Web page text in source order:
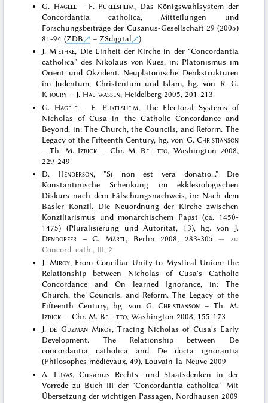
G. Hägele– F. Pukelsheim, Das Königswahlsystem der
Concordantia catholica, Mitteilungen und
Forschungsbeiträge der Cusanus-Gesellschaft 29 (2005)
81-94 (ZDB – ZSdigital
)
J. Miethke, Die Einheit der Kirche in der "Concordantia
catholica" des Nikolaus von Kues, in: Platonismus im
Orient und Okzident. Neuplatonische Denkstrukturen
im Judentum, Christentum und Islam, hg. von R. G.
Khoury – J. Halfwassen, Heidelberg 2005, 201-213
G. Hägele – F. Pukelsheim, The Electoral Systems of
Nicholas of Cusa in the Catholic Concordance and
Beyond, in: The Church, the Councils, and Reform. The
Legacy of the Fifteenth Century, hg. von G. Christianson
– Th. M. Izbicki – Chr. M. Bellitto, Washington 2008,
229-249
D. Henderson, "Si non est vera donatio..." Die
Konstantinische Schenkung im ekklesiologischen
Diskurs nach dem Fälschungsnachweis, in: Nach dem
Basler Konzil. Die Neuordnung der Kirche zwischen
Konziliarismus und monarchischem Papst (ca. 1450-
1475) (Pluralisierung und Autorität, 13), hg. von J.
Dendorfer – C. Märtl, Berlin 2008, 283-305
zu
Concord. cath., III, 2
J. Miroy, From Conciliar Unity to Mystical Union: the
Relationship between Nicholas of Cusa's Catholic
Concordance and On learned Ignorance, in: The
Church, the Councils, and Reform. The Legacy of the
Fifteenth Century, hg. von G.Christianson – Th. M.
Izbicki – Chr. M. Bellitto, Washington 2008, 155-173
J. de Guzman Miroy, Tracing Nicholas of Cusa's Early
Development. The Relationship between De
concordantia catholica and De docta ignorantia
(Philosophes médiévaux, 49), Louvain-la-Neuve 2009
A. Lukas, Cusanus Rechts- und Staatsdenken in der
Vorrede zu Buch III der "Concordantia catholica" Mit
Übersetzung der wichtigen Passagen, Nordhausen 2009